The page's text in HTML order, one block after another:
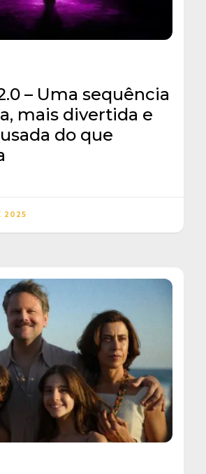
– Uma sequência
mais divertida e
do que
2025